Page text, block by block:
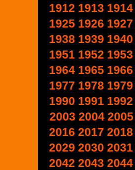
1912 1913 1914
1925 1926 1927
1938 1939 1940
1951 1952 1953
1964 1965 1966
1977 1978 1979
1990 1991 1992
2003 2004 2005
2016 2017 2018
2029 2030 2031
2042 2043 2044